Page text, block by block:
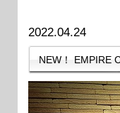
2022.04.24
NEW！ EMPIRE